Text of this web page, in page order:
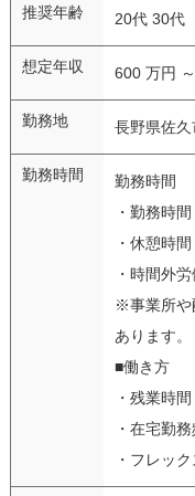
推奨年齢 20代 30代
想定年収 600 万円
勤務地 長野県佐
勤務時間
勤務時間
・勤務時
・休憩時
・時間外
※事業所や
あります。
■働き方
・残業時
・在宅勤
・フレッ